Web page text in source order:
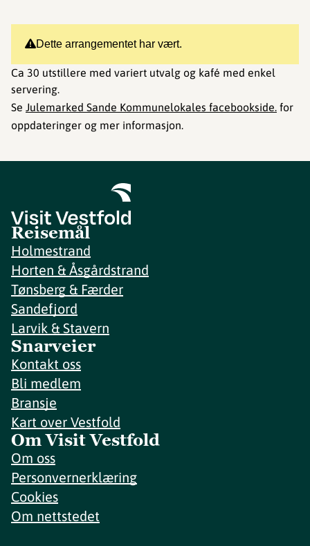
Dette arrangementet har vært.
Ca 30 utstillere med variert utvalg og kafé med enkel
servering.
Se Julemarked Sande Kommunelokales facebookside. for
oppdateringer og mer informasjon.
Reisemål
Holmestrand
Horten & Åsgårdstrand
Tønsberg & Færder
Sandefjord
Larvik & Stavern
Snarveier
Kontakt oss
Bli medlem
Bransje
Kart over Vestfold
Om Visit Vestfold
Om oss
Personvernerklæring
Cookies
Om nettstedet